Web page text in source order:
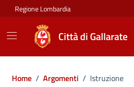
Vai ai contenuti
Vai al footer
Regione Lombardia
Città di Gallarate
Home / Argomenti / Istruzione